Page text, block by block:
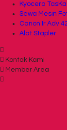
Kyocera
Sewa Mesin
Canon Ir Adv
Alat Stapler
Kontak Kami
Member Area